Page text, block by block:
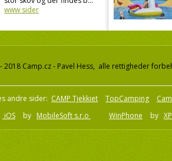
www sider
2018 Camp.cz - Pavel Hess, alle rettigheder
andre sider: CAMP Tjekkiet TopCamping
iOS by MobileSoft s.r.o WinPhone by